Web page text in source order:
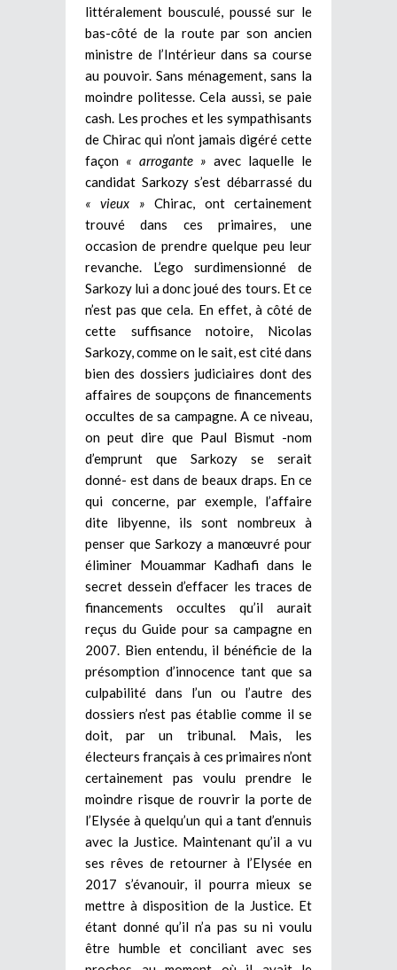
littéralement bousculé, poussé sur le
bas-côté de la route par son ancien
ministre de l’Intérieur dans sa course
au pouvoir. Sans ménagement, sans la
moindre politesse. Cela aussi, se paie
cash. Les proches et les sympathisants
de Chirac qui n’ont jamais digéré cette
façon « arrogante » avec laquelle le
candidat Sarkozy s’est débarrassé du
« vieux » Chirac, ont certainement
trouvé dans ces primaires, une
occasion de prendre quelque peu leur
revanche. L’ego surdimensionné de
Sarkozy lui a donc joué des tours. Et ce
n’est pas que cela. En effet, à côté de
cette suffisance notoire, Nicolas
Sarkozy, comme on le sait, est cité dans
bien des dossiers judiciaires dont des
affaires de soupçons de financements
occultes de sa campagne. A ce niveau,
on peut dire que Paul Bismut -nom
d’emprunt que Sarkozy se serait
donné- est dans de beaux draps. En ce
qui concerne, par exemple, l’affaire
dite libyenne, ils sont nombreux à
penser que Sarkozy a manœuvré pour
éliminer Mouammar Kadhafi dans le
secret dessein d’effacer les traces de
financements occultes qu’il aurait
reçus du Guide pour sa campagne en
2007. Bien entendu, il bénéficie de la
présomption d’innocence tant que sa
culpabilité dans l’un ou l’autre des
dossiers n’est pas établie comme il se
doit, par un tribunal. Mais, les
électeurs français à ces primaires n’ont
certainement pas voulu prendre le
moindre risque de rouvrir la porte de
l’Elysée à quelqu’un qui a tant d’ennuis
avec la Justice. Maintenant qu’il a vu
ses rêves de retourner à l’Elysée en
2017 s’évanouir, il pourra mieux se
mettre à disposition de la Justice. Et
étant donné qu’il n’a pas su ni voulu
être humble et conciliant avec ses